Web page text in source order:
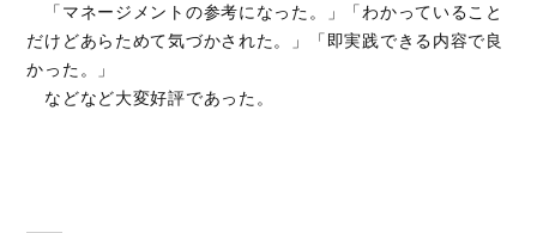
「マネージメントの参考になった。」「わかっていること
だけどあらためて気づかされた。」「即実践できる内容で良
かった。」
などなど大変好評であった。